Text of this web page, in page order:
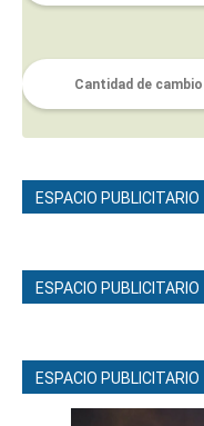
ESPACIO PUBLICITARIO
ESPACIO PUBLICITARIO
ESPACIO PUBLICITARIO